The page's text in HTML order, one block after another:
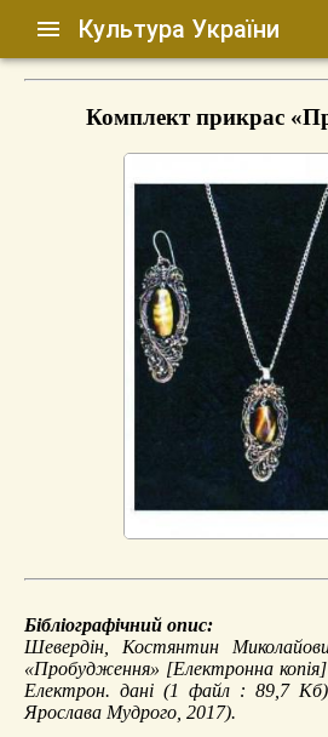
Культура України
Комплект прикрас
Бібліографічний опис:
Шевердін, Костянтин
«Пробудження» [Електронна
Електрон. дані (1 файл : 89,7
Ярослава Мудрого, 2017).